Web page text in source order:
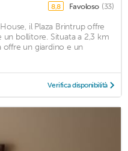
8,8 Favoloso (33)
il Plaza Brintrup offre
un bollitore. Situata a 2,3 km
offre un giardino e un
Verifica disponibilità